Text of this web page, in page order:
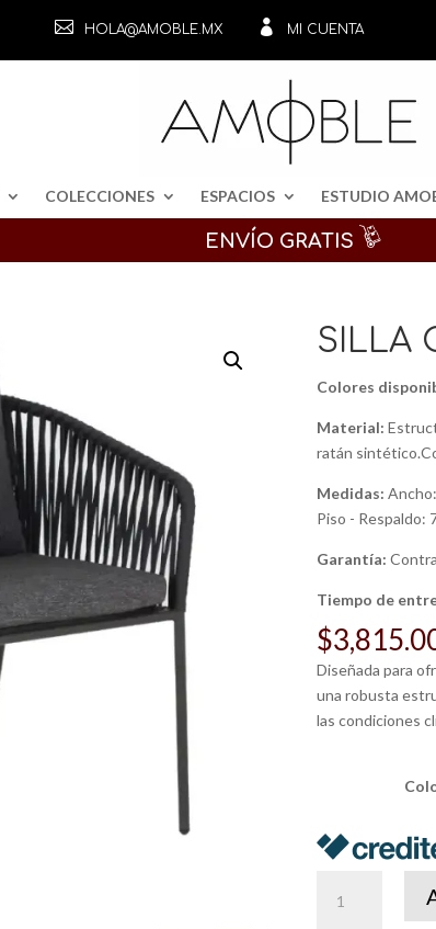
 HOLA@AMOBLE.MX  MI CUENTA
COLECCIONES ESPACIOS ESTUDIO
ENVÍO GRATIS
SILLA
Colores
Material:
ratán
Medidas:
Piso - Respaldo:
Garantía:
Tiempo de
$
Diseñada para
una robusta
las condiciones
Granado